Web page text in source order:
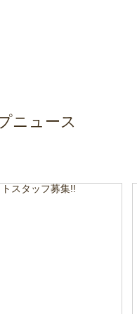
ニュース